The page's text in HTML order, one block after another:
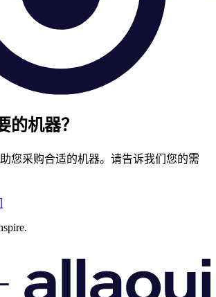
的机器？
您采购合适的机器。请告诉我们您的需